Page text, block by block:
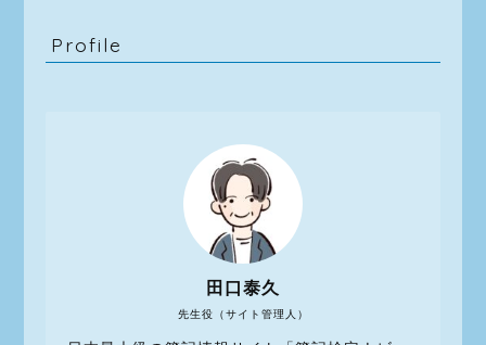
Profile
先生役（サイト管理人）
田口泰久